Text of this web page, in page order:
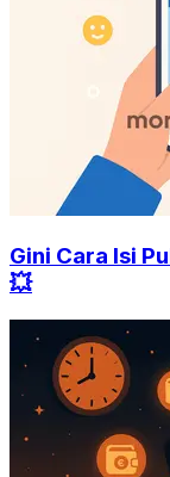
Gini Cara Isi
💥